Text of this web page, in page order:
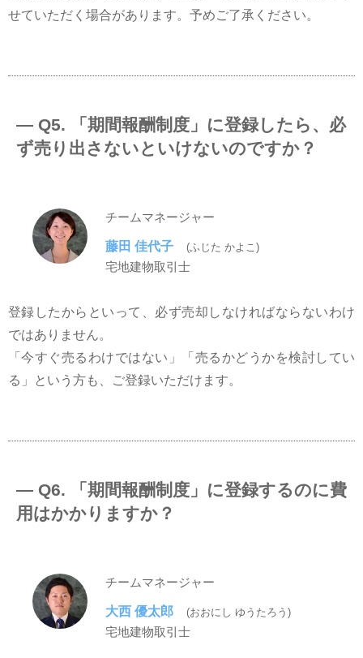
せていただく場合があります。予めご了承ください。
― Q5. 「期間報酬制度」に登録したら、必
ず売り出さないといけないのですか？
チームマネージャー
藤田 佳代子 (ふじた かよこ)
宅地建物取引士
登録したからといって、必ず売却しなければならないわけ
ではありません。
「今すぐ売るわけではない」「売るかどうかを検討してい
る」という⽅も、ご登録いただけます。
― Q6. 「期間報酬制度」に登録するのに費
⽤はかかりますか？
チームマネージャー
大西 優太郎 (おおにし ゆうたろう)
宅地建物取引士